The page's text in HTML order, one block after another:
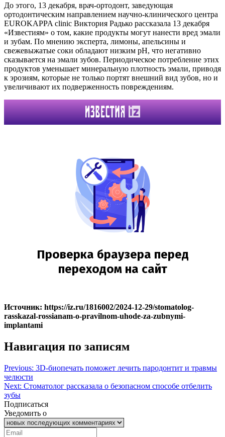
До этого, 13 декабря, врач-ортодонт, заведующая
ортодонтическим направлением научно-клинического центра
EUROKAPPA clinic Виктория Радько рассказала 13 декабря
«Известиям» о том, какие продукты могут нанести вред эмали
и зубам. По мнению эксперта, лимоны, апельсины и
свежевыжатые соки обладают низким pH, что негативно
сказывается на эмали зубов. Периодическое потребление этих
продуктов уменьшает минеральную плотность эмали, приводя
к эрозиям, которые не только портят внешний вид зубов, но и
увеличивают их подверженность повреждениям.
Источник: https://iz.ru/1816002/2024-12-29/stomatolog-
rasskazal-rossianam-o-pravilnom-uhode-za-zubnymi-
implantami
Навигация по записям
Previous: 3D-биопечать поможет лечить пародонтит и травмы
челюсти
Next: Стоматолог рассказала о безопасном способе отбелить
зубы
Подписаться
Уведомить о